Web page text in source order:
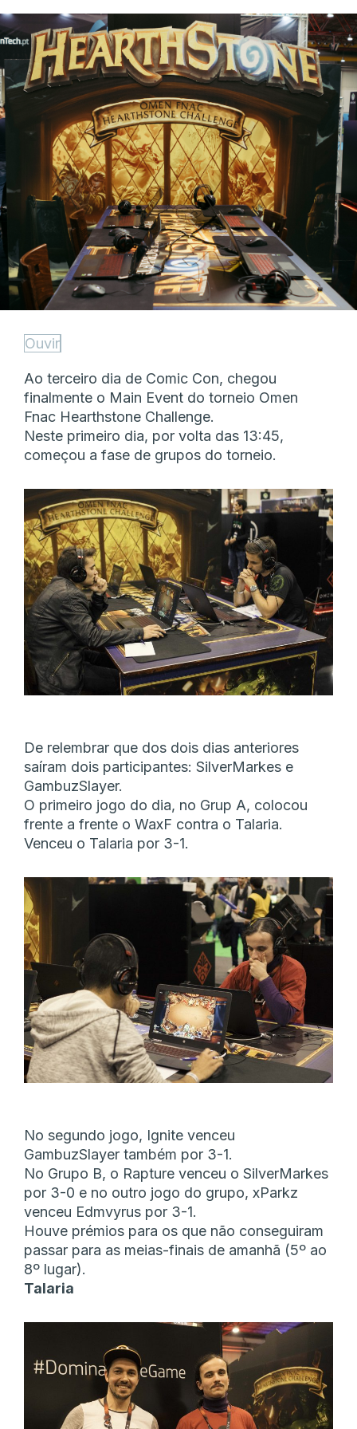
Ouvir
Ao terceiro dia de Comic Con, chegou
finalmente o Main Event do torneio Omen
Fnac Hearthstone Challenge.
Neste primeiro dia, por volta das 13:45,
começou a fase de grupos do torneio.
De relembrar que dos dois dias anteriores
saíram dois participantes: SilverMarkes e
GambuzSlayer.
O primeiro jogo do dia, no Grup A, colocou
frente a frente o WaxF contra o Talaria.
Venceu o Talaria por 3-1.
No segundo jogo, Ignite venceu
GambuzSlayer também por 3-1.
No Grupo B, o Rapture venceu o SilverMarkes
por 3-0 e no outro jogo do grupo, xParkz
venceu Edmvyrus por 3-1.
Houve prémios para os que não conseguiram
passar para as meias-finais de amanhã (5º ao
8º lugar).
Talaria